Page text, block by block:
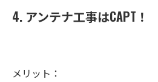
4. アンテナ工事はCAPT！
メリット：